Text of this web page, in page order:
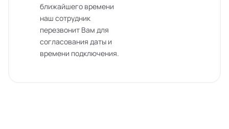
ближайшего времени
наш сотрудник
перезвонит Вам для
согласования даты и
времени подключения.